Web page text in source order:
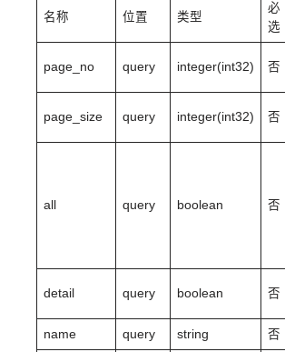
名称 位置 类型
必
选
page_no query integer(int32) 否
page_size query integer(int32) 否
all query boolean 否
detail query boolean 否
name query string 否